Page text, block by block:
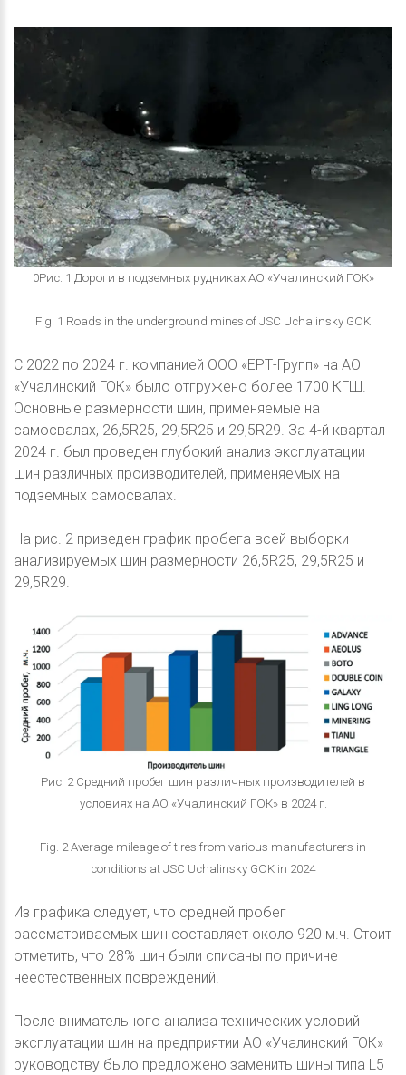
0Рис. 1 Дороги в подземных рудниках АО «Учалинский ГОК»
Fig. 1 Roads in the underground mines of JSC Uchalinsky GOK
С 2022 по 2024 г. компанией ООО «ЕРТ-Групп» на АО
«Учалинский ГОК» было отгружено более 1700 КГШ.
Основные размерности шин, применяемые на
самосвалах, 26,5R25, 29,5R25 и 29,5R29. За 4-й квартал
2024 г. был проведен глубокий анализ эксплуатации
шин различных производителей, применяемых на
подземных самосвалах.
На рис. 2 приведен график пробега всей выборки
анализируемых шин размерности 26,5R25, 29,5R25 и
29,5R29.
Рис. 2 Средний пробег шин различных производителей в
условиях на АО «Учалинский ГОК» в 2024 г.
Fig. 2 Average mileage of tires from various manufacturers in
conditions at JSC Uchalinsky GOK in 2024
Из графика следует, что средней пробег
рассматриваемых шин составляет около 920 м.ч. Стоит
отметить, что 28% шин были списаны по причине
неестественных повреждений.
После внимательного анализа технических условий
эксплуатации шин на предприятии АО «Учалинский ГОК»
руководству было предложено заменить шины типа L5